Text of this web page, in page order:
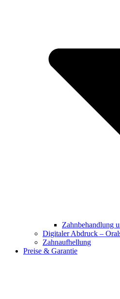
Zahnbehandlung
Digitaler Abdruck –
Zahnaufhellung
Preise & Garantie